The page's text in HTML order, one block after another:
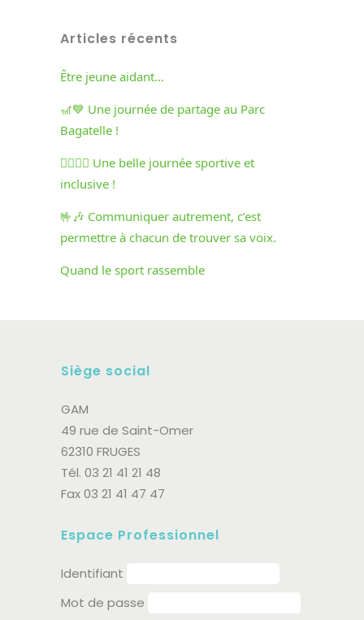
Articles récents
Être jeune aidant…
🎢💙 Une journée de partage au Parc
Bagatelle !
🏃‍♀️🏃‍♂️ Une belle journée sportive et
inclusive !
🤟🎶 Communiquer autrement, c’est
permettre à chacun de trouver sa voix.
Quand le sport rassemble
Siège social
GAM
49 rue de Saint-Omer
62310 FRUGES
Tél. 03 21 41 21 48
Fax 03 21 41 47 47
Espace Professionnel
Identifiant
Mot de passe